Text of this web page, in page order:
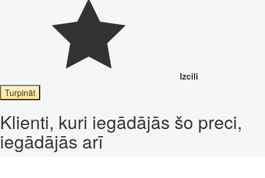
Izcili
Turpināt
Klienti, kuri iegādājās šo preci,
iegādājās arī